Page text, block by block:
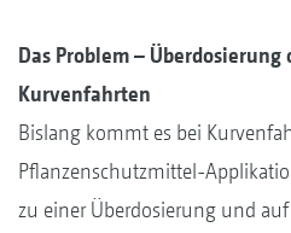
Das Problem –
Kurvenfahrten
Bislang kommt es bei
Pflanzenschutzmittel-
zu einer Überdosierung und